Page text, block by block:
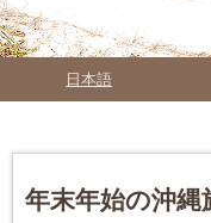
日本語
年末年始の沖